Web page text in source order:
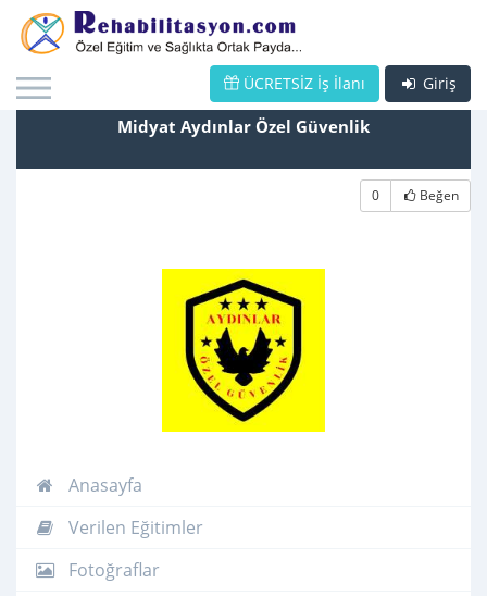
Giriş
ÜCRETSİZ İş İlanı
Midyat Aydınlar Özel Güvenlik
0 Beğen
Anasayfa
Verilen Eğitimler
Fotoğraflar